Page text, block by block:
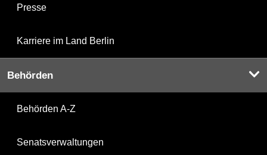
Presse
Karriere im Land Berlin
Behörden
Behörden A-Z
Senatsverwaltungen